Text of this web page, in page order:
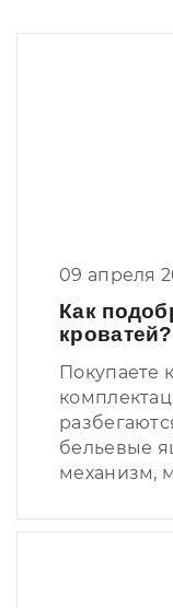
09 апреля
Как
кроватей?
Покупаете
бельевые
механизм,